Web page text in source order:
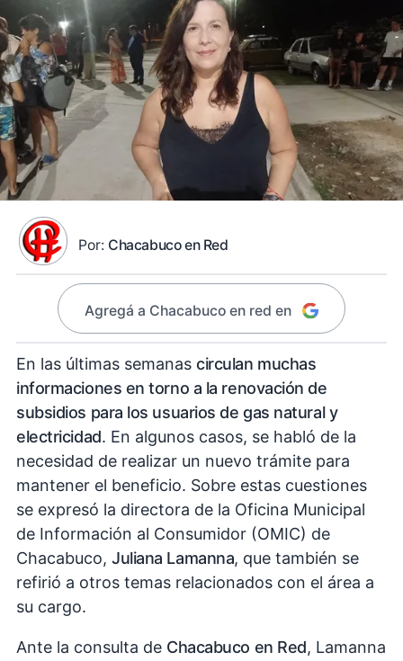
Por: Chacabuco en Red
Agregá a Chacabuco en red en
En las últimas semanas circulan muchas
informaciones en torno a la renovación de
subsidios para los usuarios de gas natural y
electricidad. En algunos casos, se habló de la
necesidad de realizar un nuevo trámite para
mantener el beneficio. Sobre estas cuestiones
se expresó la directora de la Oficina Municipal
de Información al Consumidor (OMIC) de
Chacabuco, Juliana Lamanna, que también se
refirió a otros temas relacionados con el área a
su cargo.
Ante la consulta de Chacabuco en Red, Lamanna